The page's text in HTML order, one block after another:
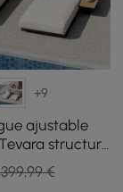
+9
ajustable
structure
blanc,
399,99 €